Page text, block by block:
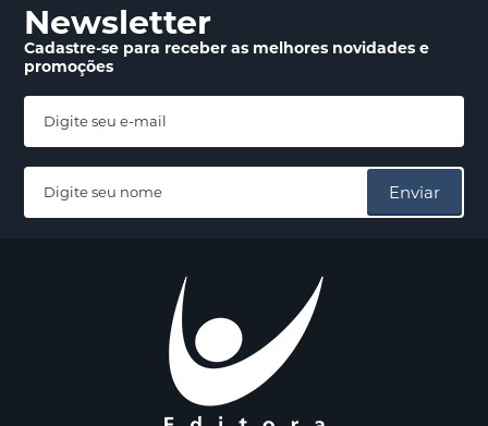
Newsletter
Cadastre-se para receberas melhores novidadese
promoções
Enviar